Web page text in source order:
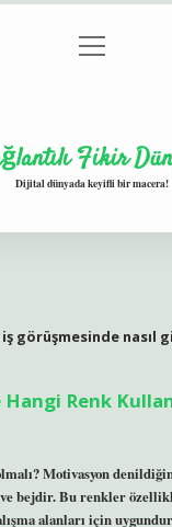
Gizlilik Politikası
menüyü
aç
Fikir
Dijital dünyada keyifli bir macera!
iş görüşmesinde nasıl
Renk
Motivasyon
bejdir. Bu renkler
alanları için